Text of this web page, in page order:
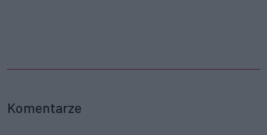
Komentarze